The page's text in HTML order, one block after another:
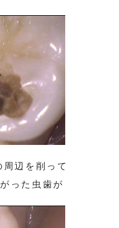
辺を削って
った虫歯が